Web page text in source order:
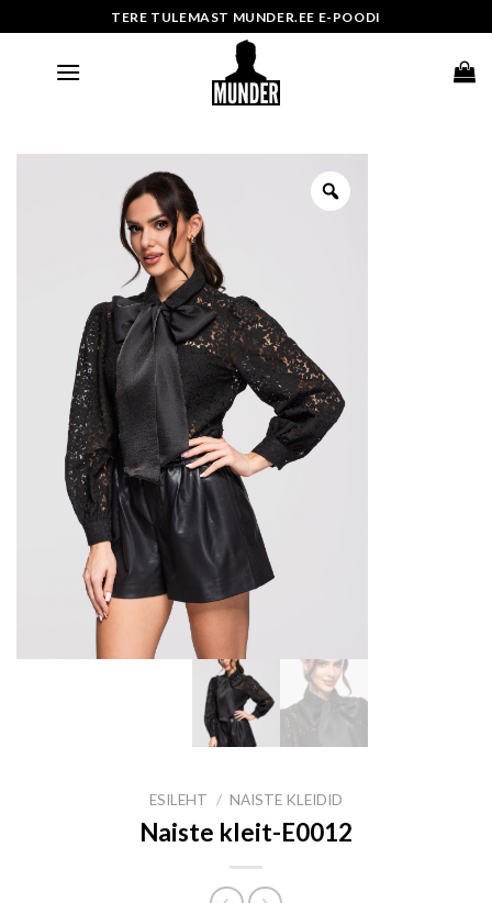
to
TERE TULEMAST MUNDER.EE E-POODI
ESILEHT / NAISTE KLEIDID
Naiste kleit-E0012